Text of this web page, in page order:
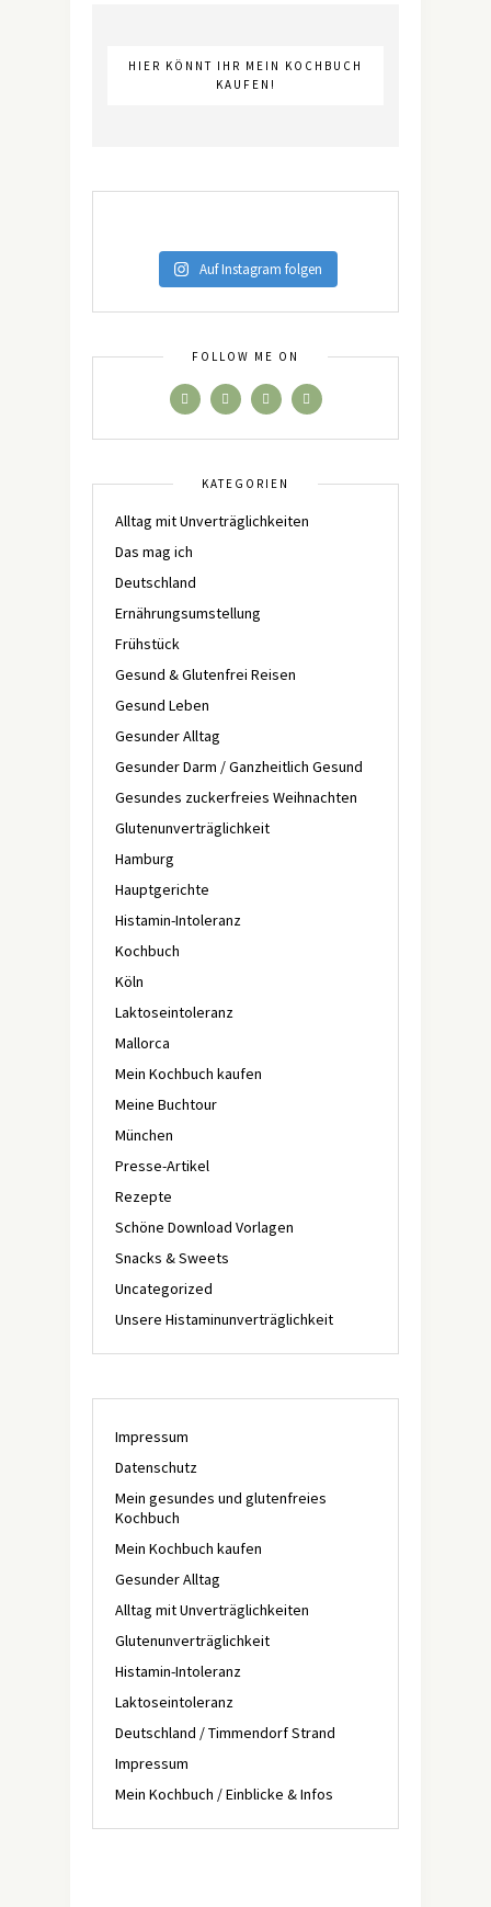
HIER KÖNNT IHR MEIN KOCHBUCH
KAUFEN!
Auf Instagram folgen
FOLLOW ME ON
KATEGORIEN
Alltag mit Unverträglichkeiten
Das mag ich
Deutschland
Ernährungsumstellung
Frühstück
Gesund & Glutenfrei Reisen
Gesund Leben
Gesunder Alltag
Gesunder Darm / Ganzheitlich Gesund
Gesundes zuckerfreies Weihnachten
Glutenunverträglichkeit
Hamburg
Hauptgerichte
Histamin-Intoleranz
Kochbuch
Köln
Laktoseintoleranz
Mallorca
Mein Kochbuch kaufen
Meine Buchtour
München
Presse-Artikel
Rezepte
Schöne Download Vorlagen
Snacks & Sweets
Uncategorized
Unsere Histaminunverträglichkeit
Impressum
Datenschutz
Mein gesundes und glutenfreies
Kochbuch
Mein Kochbuch kaufen
Gesunder Alltag
Alltag mit Unverträglichkeiten
Glutenunverträglichkeit
Histamin-Intoleranz
Laktoseintoleranz
Deutschland / Timmendorf Strand
Impressum
Mein Kochbuch / Einblicke & Infos